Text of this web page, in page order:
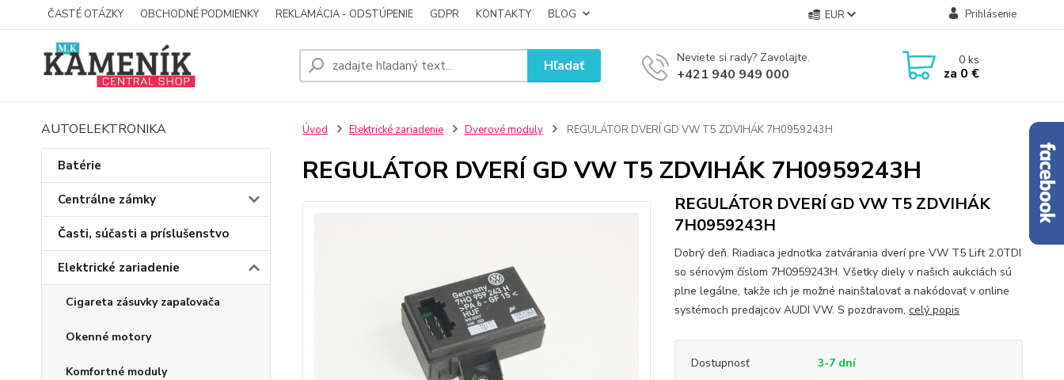
ČASTÉ OTÁZKY OBCHODNÉ PODMIENKY REKLAMÁCIA - ODSTÚPENIE GDPR KONTAKTY BLOG EUR Prihlásenie
Hľadať Neviete si rady? Zavolajte.
+421 940 949 000
0ks
za 0 €
AUTOELEKTRONIKA
Batérie
Centrálne zámky
Časti, súčasti a príslušenstvo
Elektrické zariadenie
Cigareta zásuvky zapaľovača
Okenné motory
Komfortné moduly
Úvod Elektrické zariadenie Dverové moduly REGULÁTOR DVERÍ GD VW T5 ZDVIHÁK 7H0959243H
REGULÁTOR DVERÍ GD VW T5 ZDVIHÁK 7H0959243H
REGULÁTOR DVERÍ GD VW T5 ZDVIHÁK
7H0959243H
Dobrý deň. Riadiaca jednotka zatvárania dverí pre VW T5 Lift 2.0TDI
so sériovým číslom 7H0959243H. Všetky diely v našich aukciách sú
plne legálne, takže ich je možné nainštalovať a nakódovať v online
systémoch predajcov AUDI VW. S pozdravom, celý popis
Dostupnosť 3-7 dní